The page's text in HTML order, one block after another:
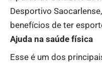
Desportivo
benefícios de ter
Ajuda na saúde física
Esse é um dos